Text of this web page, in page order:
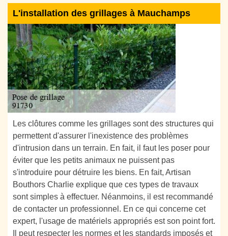
L'installation des grillages à Mauchamps
Les clôtures comme les grillages sont des structures qui
permettent d'assurer l'inexistence des problèmes
d'intrusion dans un terrain. En fait, il faut les poser pour
éviter que les petits animaux ne puissent pas
s'introduire pour détruire les biens. En fait, Artisan
Bouthors Charlie explique que ces types de travaux
sont simples à effectuer. Néanmoins, il est recommandé
de contacter un professionnel. En ce qui concerne cet
expert, l'usage de matériels appropriés est son point fort.
Il peut respecter les normes et les standards imposés et